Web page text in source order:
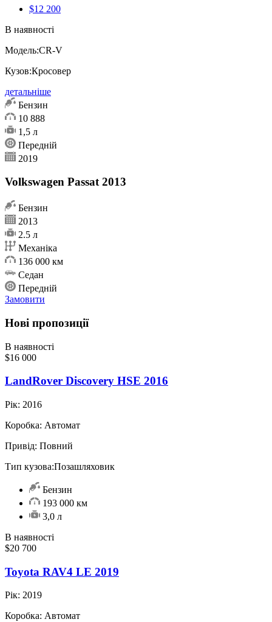
$12 200
В наявності
Модель:CR-V
Кузов:Кросовер
детальніше
Бензин
10 888
1,5 л
Передній
2019
Volkswagen Passat 2013
Бензин
2013
2.5 л
Механіка
136 000 км
Седан
Передній
Замовити
Нові пропозиції
В наявності
$16 000
LandRover Discovery HSE 2016
Рік: 2016
Коробка: Автомат
Привід: Повний
Тип кузова:Позашляховик
Бензин
193 000 км
3,0 л
В наявності
$20 700
Toyota RAV4 LE 2019
Рік: 2019
Коробка: Автомат